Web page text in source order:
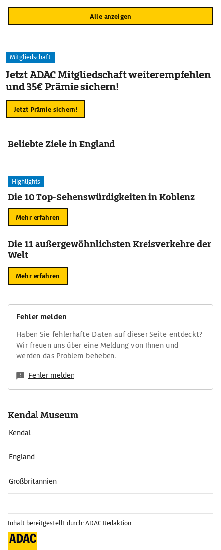
Alle anzeigen
Mitgliedschaft
Jetzt ADAC Mitgliedschaft weiterempfehlen
und 35€ Prämie sichern!
Jetzt Prämie sichern!
Beliebte Ziele in England
Highlights
Die 10 Top-Sehenswürdigkeiten in Koblenz
Mehr erfahren
Die 11 außergewöhnlichsten Kreisverkehre der
Welt
Mehr erfahren
Fehler melden
Haben Sie fehlerhafte Daten auf dieser Seite entdeckt?
Wir freuen uns über eine Meldung von Ihnen und
werden das Problem beheben.
Fehler melden
Kendal Museum
Kendal
England
Großbritannien
Inhalt bereitgestellt durch: ADAC Redaktion